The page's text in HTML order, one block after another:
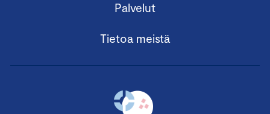
Palvelut
Tietoa meistä